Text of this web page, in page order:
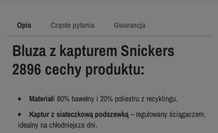
Opis Częste pytania Gwarancja
Bluza z kapturem Snickers
2896 cechy produktu:
Materiałi 80% bawełny i 20% poliestru z recyklingu.
Kaptur z siateczkową podszewką– regulowany ściągaczem,
idealny na chłodniejsze dni.